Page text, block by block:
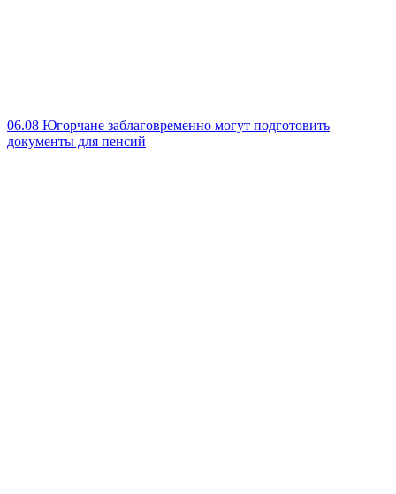
06.08 Югорчане заблаговременно могут подготовить
документы для пенсий